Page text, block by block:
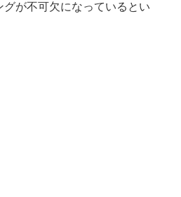
が不可欠になっているとい